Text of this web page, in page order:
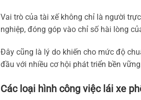
Vai trò của tài xế không chỉ là người
nghiệp, đóng góp vào chỉ số hài lòng
Đây cũng là lý do khiến cho mức độ
đầu với nhiều cơ hội phát triển bền
Các loại hình công việc lái xe